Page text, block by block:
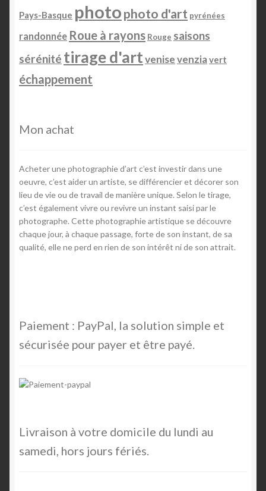
Pays-Basque photophoto d'art pyrénées
randonnée Roue à rayons Rouge saisons
sérénité tirage d'artvenisevenzia vert
échappement
Mon achat
Acheter une photographie d’art c’est investir dans une
oeuvre, c’est aider un artiste, se différencier et décorer son
lieu de vie ou de travail de manière unique. Selon le tirage,
c’est également vivre ou revivre un instant saisi par le
photographe. Cette photographie artistique se découvre
chaque jour, à chaque passage, forte de son instant, de sa
qualité, elle ne perd en rien de son intérêt ni de son attrait.
Paiement : PayPal, la solution simple et
sécurisée pour payer et être payé.
Livraison à votre domicile du lundi au
samedi, hors jours fériés.